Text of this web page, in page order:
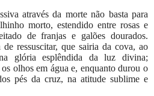
através da morte não basta para
morto, estendido entre rosas e
de franjas e galões dourados.
ressuscitar, que sairia da cova, ao
glória esplêndida da luz divina;
olhos em água e, enquanto durou o
pés da cruz, na atitude sublime e